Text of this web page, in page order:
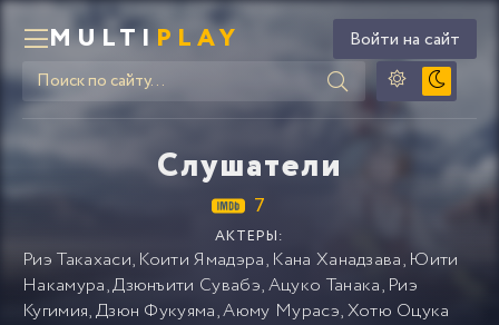
MULTIPLAY Войти на сайт
Слушатели
7
АКТЕРЫ:
Риэ Такахаси, Коити Ямадэра, Кана Ханадзава, Юити
Накамура,Дзюнъити Сувабэ,Ацуко Танака, Риэ
Кугимия,Дзюн Фукуяма,Аюму Мурасэ,Хотю Оцука